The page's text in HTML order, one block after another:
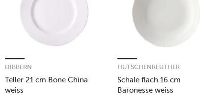
Teller 21 cm Bone China
weiss
DIBBERN
Schale flach 16 cm
Baronesse weiss
HUTSCHENREUTHER